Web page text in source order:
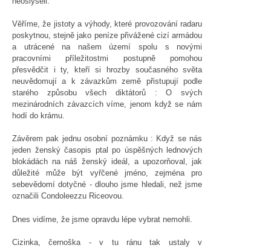
Věříme, že jistoty a výhody, které provozování radaru
poskytnou, stejně jako peníze přivážené cizí armádou
a utrácené na našem území spolu s novými
pracovními příležitostmi postupně pomohou
přesvědčit i ty, kteří si hrozby současného světa
neuvědomují a k závazkům země přistupují podle
starého způsobu všech diktátorů : O svých
mezinárodních závazcích víme, jenom když se nám
hodí do krámu.
Závěrem pak jednu osobní poznámku : Když se nás
jeden ženský časopis ptal po úspěšných lednových
blokádách na náš ženský ideál, a upozorňoval, jak
důležité může být vyřčené jméno, zejména pro
sebevědomí dotyčné - dlouho jsme hledali, než jsme
označili Condoleezzu Riceovou.
Dnes vidíme, že jsme opravdu lépe vybrat nemohli.
Cizinka, černoška - v tu ránu tak ustaly v